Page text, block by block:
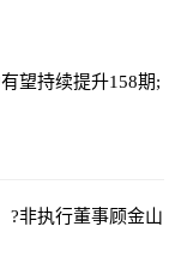
望持续提升158期;
?非执行董事顾金山